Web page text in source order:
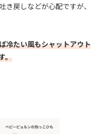
戻しなどが心配ですが、
冷たい風もシャットアウト
。